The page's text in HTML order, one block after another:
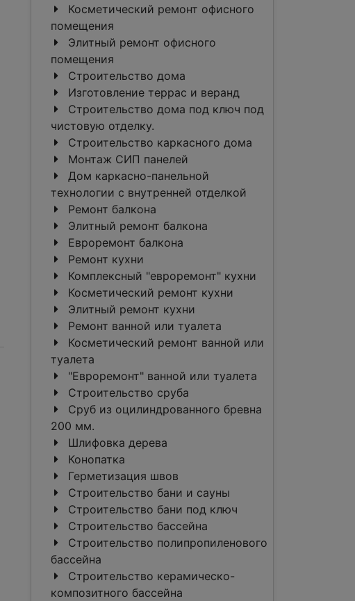
Косметический ремонт офисного
помещения
Элитный ремонт офисного
помещения
Строительство дома
Изготовление террас и веранд
Строительство дома под ключ под
чистовую отделку.
Строительство каркасного дома
Монтаж СИП панелей
Дом каркасно-панельной
технологии с внутренней отделкой
Ремонт балкона
Элитный ремонт балкона
Евроремонт балкона
Ремонт кухни
Комплексный "евроремонт" кухни
Косметический ремонт кухни
Элитный ремонт кухни
Ремонт ванной или туалета
Косметический ремонт ванной или
туалета
"Евроремонт" ванной или туалета
Строительство сруба
Сруб из оцилиндрованного бревна
200 мм.
Шлифовка дерева
Конопатка
Герметизация швов
Строительство бани и сауны
Строительство бани под ключ
Строительство бассейна
Строительство полипропиленового
бассейна
Строительство керамическо-
композитного бассейна